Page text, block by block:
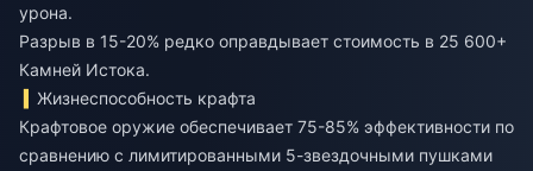
урона.
Разрыв в 15-20% редко оправдывает стоимость в 25 600+
Камней Истока.
Жизнеспособность крафта
Крафтовое оружие обеспечивает 75-85% эффективности по
сравнению с лимитированными 5-звездочными пушками